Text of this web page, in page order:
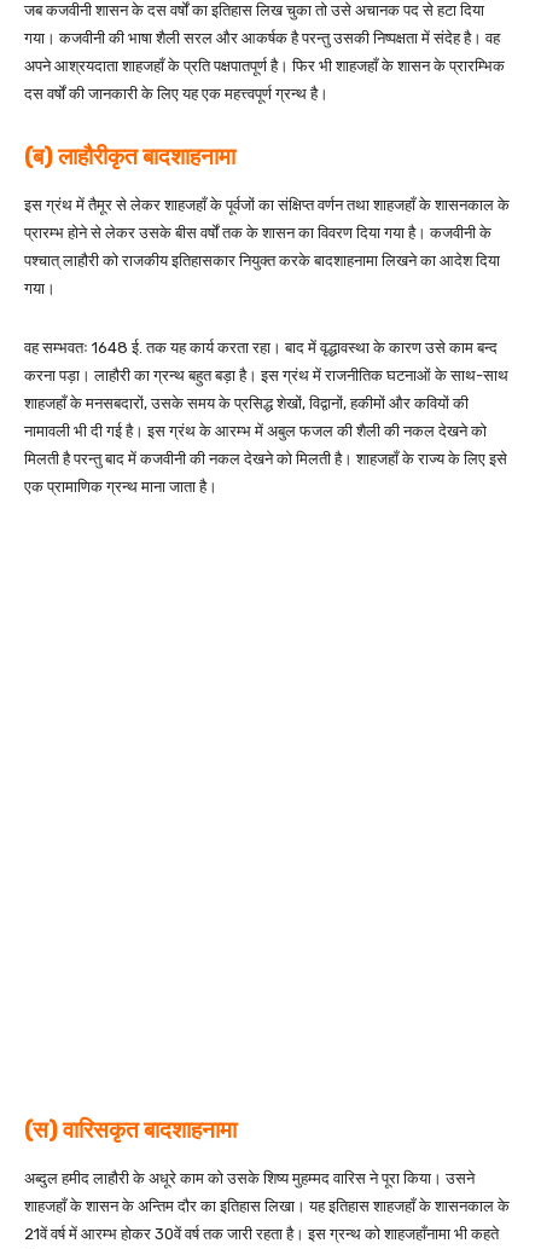
जब कजवीनी शासन के दस वर्षों का इतिहास लिख चुका तो उसे अचानक पद से हटा दिया
गया। कजवीनी की भाषा शैली सरल और आकर्षक है परन्तु उसकी निष्पक्षता में संदेह है। वह
अपने आश्रयदाता शाहजहाँ के प्रति पक्षपातपूर्ण है। फिर भी शाहजहाँ के शासन के प्रारम्भिक
दस वर्षों की जानकारी के लिए यह एक महत्त्वपूर्ण ग्रन्थ है।
(ब) लाहौरीकृत बादशाहनामा
इस ग्रंथ में तैमूर से लेकर शाहजहाँ के पूर्वजों का संक्षिप्त वर्णन तथा शाहजहाँ के शासनकाल के
प्रारम्भ होने से लेकर उसके बीस वर्षों तक के शासन का विवरण दिया गया है। कजवीनी के
पश्चात् लाहौरी को राजकीय इतिहासकार नियुक्त करके बादशाहनामा लिखने का आदेश दिया
गया।
वह सम्भवतः 1648 ई. तक यह कार्य करता रहा। बाद में वृद्धावस्था के कारण उसे काम बन्द
करना पड़ा। लाहौरी का ग्रन्थ बहुत बड़ा है। इस ग्रंथ में राजनीतिक घटनाओं के साथ-साथ
शाहजहाँ के मनसबदारों, उसके समय के प्रसिद्ध शेखों, विद्वानों, हकीमों और कवियों की
नामावली भी दी गई है। इस ग्रंथ के आरम्भ में अबुल फजल की शैली की नकल देखने को
मिलती है परन्तु बाद में कजवीनी की नकल देखने को मिलती है। शाहजहाँ के राज्य के लिए इसे
एक प्रामाणिक ग्रन्थ माना जाता है।
(स) वारिसकृत बादशाहनामा
अब्दुल हमीद लाहौरी के अधूरे काम को उसके शिष्य मुहम्मद वारिस ने पूरा किया। उसने
शाहजहाँ के शासन के अन्तिम दौर का इतिहास लिखा। यह इतिहास शाहजहाँ के शासनकाल के
21वें वर्ष में आरम्भ होकर 30वें वर्ष तक जारी रहता है। इस ग्रन्थ को शाहजहाँनामा भी कहते